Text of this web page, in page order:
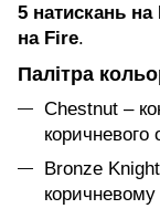
5 натискань на
на Fire.
Палітра
Chestnut –
коричневого
Bronze
коричневому